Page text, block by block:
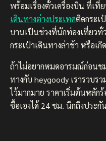
พร้อมเรื่องตั๋วเครื่องบิน ที่เ
เดินทางต่างประเทศติดกระเ
บานเป็นช่วงที่นักท่องเที่ยวทั่
กระเป๋าเดินทางล่าช้า หรือเ
ถ้าไม่อยากหมดอารมณ์ก่อนช
ทางกับ heygoody เรารวบ
ไว้มากมาย ราคาเริ่มต้นหลัก
ซื้อเองได้ 24 ชม. นึกถึงประ